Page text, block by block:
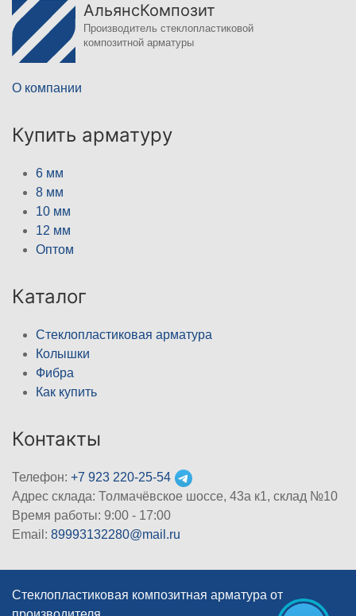
АльянсКомпозит
Производитель стеклопластиковой
композитной арматуры
О компании
Купить арматуру
6 мм
8 мм
10 мм
12 мм
Оптом
Каталог
Стеклопластиковая арматура
Колышки
Фибра
Как купить
Контакты
Телефон: +7 923 220-25-54
Адрес склада: Толмачёвское шоссе, 43а к1, склад №10
Время работы: 9:00 - 17:00
Email: 89993132280@mail.ru
Стеклопластиковая композитная арматура от